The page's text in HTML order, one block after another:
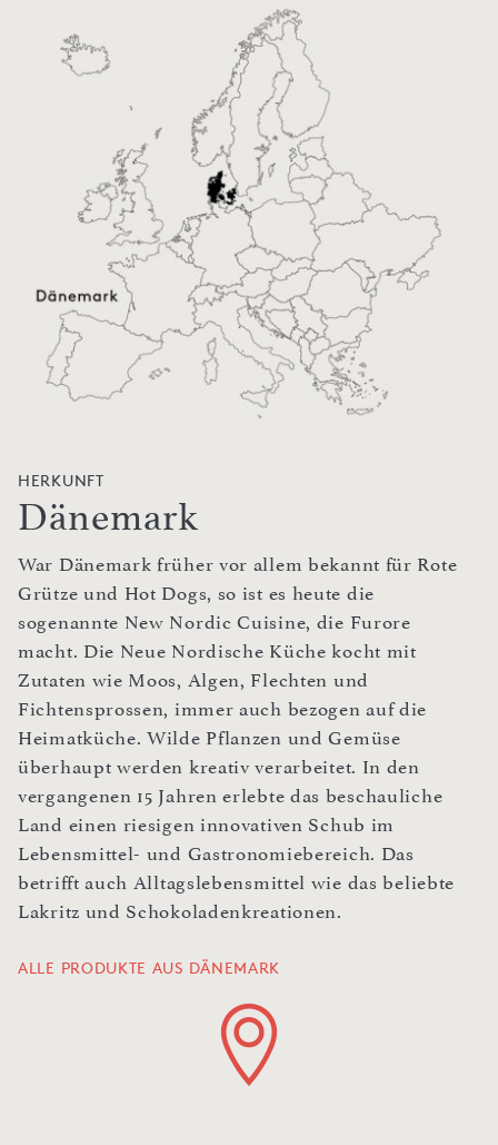
HERKUNFT
Dänemark
War Dänemark früher vor allem bekannt für Rote
Grütze und Hot Dogs, so ist es heute die
sogenannte New Nordic Cuisine, die Furore
macht. Die Neue Nordische Küche kocht mit
Zutaten wie Moos, Algen, Flechten und
Fichtensprossen, immer auch bezogen auf die
Heimatküche. Wilde Pflanzen und Gemüse
überhaupt werden kreativ verarbeitet. In den
vergangenen 15 Jahren erlebte das beschauliche
Land einen riesigen innovativen Schub im
Lebensmittel- und Gastronomiebereich. Das
betrifft auch Alltagslebensmittel wie das beliebte
Lakritz und Schokoladenkreationen.
ALLE PRODUKTE AUS DÄNEMARK